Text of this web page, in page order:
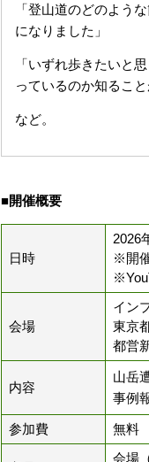
「登山道のどのよう
になりました」
「いずれ歩きたいと
っているのか知るこ
など。
■開催概要
日時
2026
※開
会場
イン
東京
都営
内容
山岳
事例
参加費 無料
会場